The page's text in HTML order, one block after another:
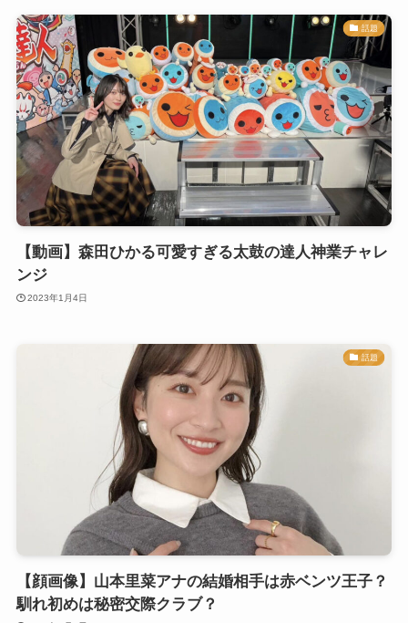
話題
【動画】森田ひかる可愛すぎる太鼓の達人神業チャレ
ンジ
2023年1月4日
話題
【顔画像】山本里菜アナの結婚相手は赤ベンツ王子？
馴れ初めは秘密交際クラブ？